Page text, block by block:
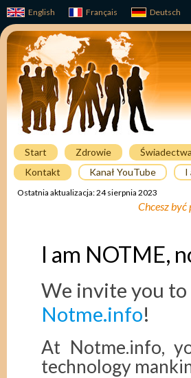
English Français Deutsch
Start Zdrowie Świadectwa
Kontakt
Kanał YouTube I
Ostatnia aktualizacja: 24 sierpnia 2023
Chcesz
I am NOTME,
We invite you
Notme.info!
At Notme.info,
technology